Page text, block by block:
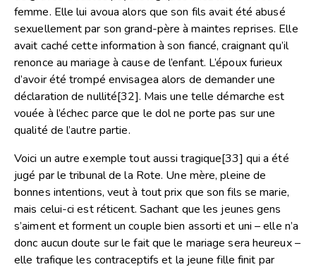
femme. Elle lui avoua alors que son fils avait été abusé
sexuellement par son grand-père à maintes reprises. Elle
avait caché cette information à son fiancé, craignant qu’il
renonce au mariage à cause de l’enfant. L’époux furieux
d’avoir été trompé envisagea alors de demander une
déclaration de nullité[32]. Mais une telle démarche est
vouée à l’échec parce que le dol ne porte pas sur une
qualité de l’autre partie.
Voici un autre exemple tout aussi tragique[33] qui a été
jugé par le tribunal de la Rote. Une mère, pleine de
bonnes intentions, veut à tout prix que son fils se marie,
mais celui-ci est réticent. Sachant que les jeunes gens
s’aiment et forment un couple bien assorti et uni – elle n’a
donc aucun doute sur le fait que le mariage sera heureux –
elle trafique les contraceptifs et la jeune fille finit par